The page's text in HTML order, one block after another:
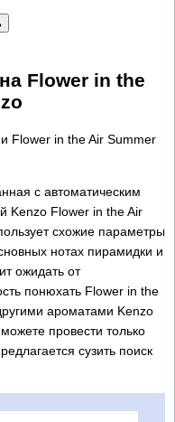
Flower in the
Flower in the Air Summer
с автоматическим
Kenzo Flower in the Air
схожие параметры
нотах пирамидки и
ожидать от
понюхать Flower in the
ароматами Kenzo
провести только
сузить поиск